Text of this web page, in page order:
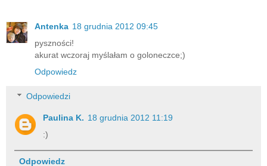
Antenka 18 grudnia 2012 09:45
pyszności!
akurat wczoraj myślałam o goloneczce;)
Odpowiedz
Odpowiedzi
Paulina K. 18 grudnia 2012 11:19
:)
Odpowiedz